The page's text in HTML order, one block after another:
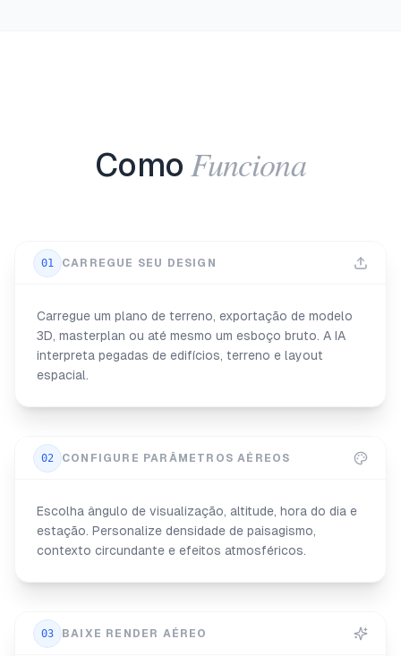
Como Funciona
01 CARREGUE SEU DESIGN
Carregue um plano de terreno, exportação de modelo
3D, masterplan ou até mesmo um esboço bruto. A IA
interpreta pegadas de edifícios, terreno e layout
espacial.
02 CONFIGURE PARÂMETROS AÉREOS
Escolha ângulo de visualização, altitude, hora do dia e
estação. Personalize densidade de paisagismo,
contexto circundante e efeitos atmosféricos.
03 BAIXE RENDER AÉREO